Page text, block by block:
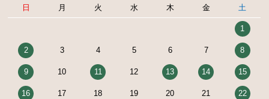
日 月 火 水 木 金 土
1
2 3 4 5 6 7 8
9 10 11 12 13 14 15
16 17 18 19 20 21 22